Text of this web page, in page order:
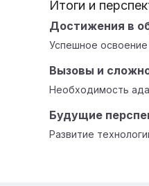
Итоги и
Достижения в
Успешное
Вызовы и
Необходимость
Будущие
Развитие